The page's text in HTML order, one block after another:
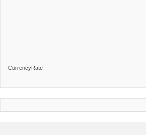
CurrencyRate